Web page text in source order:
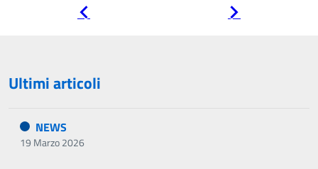
Ultimi articoli
NEWS
19 Marzo 2026